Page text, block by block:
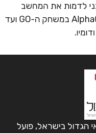
לדמות את המחשב
למוח האדם, דרך ניצחון תוכנת AlphaGo במשחק ה-GO ועד
הגדול בישראל, פועל